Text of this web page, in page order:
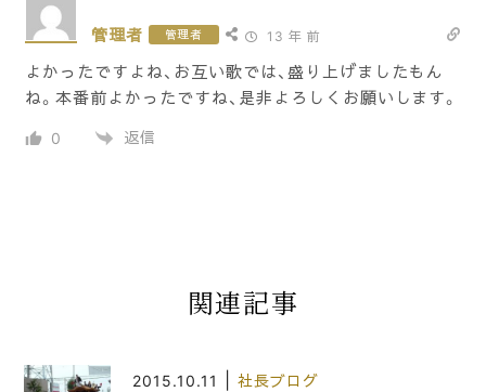
管理者 管理者 13 年 前
よかったですよね、お互い歌では、盛り上げましたもん
ね。本番前よかったですね、是非よろしくお願いします。
0 返信
関連記事
2015.10.11 社長ブログ